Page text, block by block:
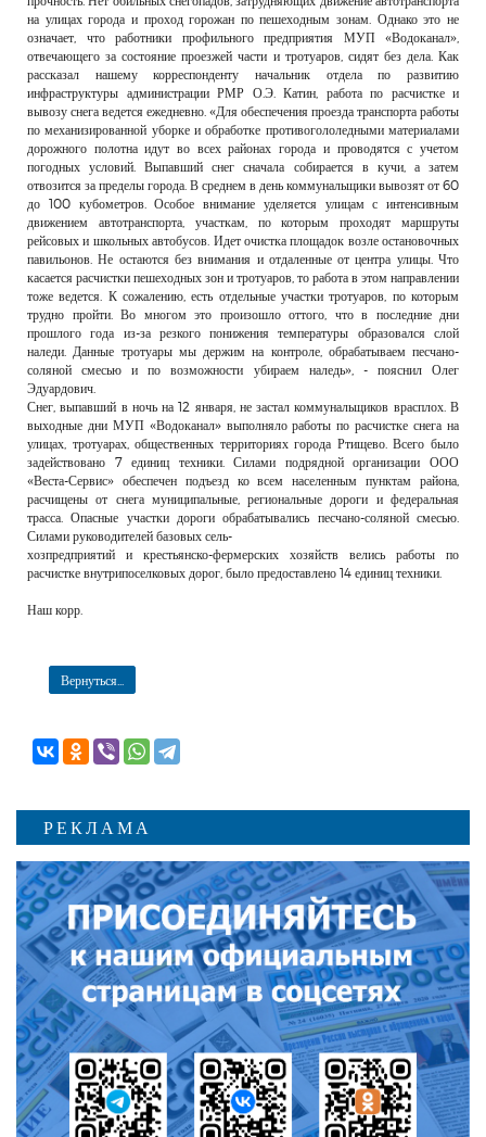
на улицах города и проход горожан по пешеходным зонам. Однако это не
означает, что работники профильного предприятия МУП «Водоканал»,
отвечающего за состояние проезжей части и тротуаров, сидят без дела. Как
рассказал нашему корреспонденту начальник отдела по развитию
инфраструктуры администрации РМР О.Э. Катин, работа по расчистке и
вывозу снега ведется ежедневно. «Для обеспечения проезда транспорта работы
по механизированной уборке и обработке противогололедными материалами
дорожного полотна идут во всех районах города и проводятся с учетом
погодных условий. Выпавший снег сначала собирается в кучи, а затем
отвозится за пределы города. В среднем в день коммунальщики вывозят от 60
до 100 кубометров. Особое внимание уделяется улицам с интенсивным
движением автотранспорта, участкам, по которым проходят маршруты
рейсовых и школьных автобусов. Идет очистка площадок возле остановочных
павильонов. Не остаются без внимания и отдаленные от центра улицы. Что
касается расчистки пешеходных зон и тротуаров, то работа в этом направлении
тоже ведется. К сожалению, есть отдельные участки тротуаров, по которым
трудно пройти. Во многом это произошло оттого, что в последние дни
прошлого года из-за резкого понижения температуры образовался слой
наледи. Данные тротуары мы держим на контроле, обрабатываем песчано-
соляной смесью и по возможности убираем наледь», - пояснил Олег
Эдуардович.
Снег, выпавший в ночь на 12 января, не застал коммунальщиков врасплох. В
выходные дни МУП «Водоканал» выполняло работы по расчистке снега на
улицах, тротуарах, общественных территориях города Ртищево. Всего было
задействовано 7 единиц техники. Силами подрядной организации ООО
«Веста-Сервис» обеспечен подъезд ко всем населенным пунктам района,
расчищены от снега муниципальные, региональные дороги и федеральная
трасса. Опасные участки дороги обрабатывались песчано-соляной смесью.
Силами руководителей базовых сель-
хозпредприятий и крестьянско-фермерских хозяйств велись работы по
расчистке внутрипоселковых дорог, было предоставлено 14 единиц техники.
Наш корр.
Вернуться...
РЕКЛАМА